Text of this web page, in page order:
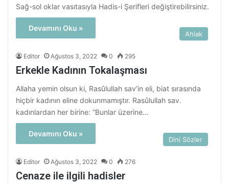
Sağ-sol oklar vasıtasıyla Hadis-i Şerifleri değiştirebilirsiniz.
Devamını Oku »
Ahlak
Editor Ağustos 3, 2022 0 295
Erkekle Kadının Tokalaşması
Allaha yemin olsun ki, Rasûlullah sav’in eli, biat sırasında
hiçbir kadının eline dokunmamıştır. Rasûlullah sav.
kadınlardan her birine: “Bunlar üzerine…
Devamını Oku »
Dini Sözler
Editor Ağustos 3, 2022 0 276
Cenaze ile ilgili hadisler